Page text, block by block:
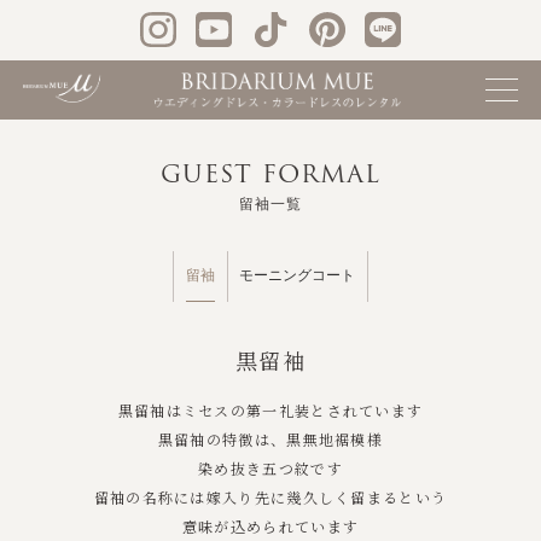
GUEST FORMAL
留袖一覧
留袖 モーニングコート
黒留袖
黒留袖はミセスの第一礼装とされています
黒留袖の特徴は、黒無地裾模様
染め抜き五つ紋です
留袖の名称には嫁入り先に幾久しく留まるという
意味が込められています